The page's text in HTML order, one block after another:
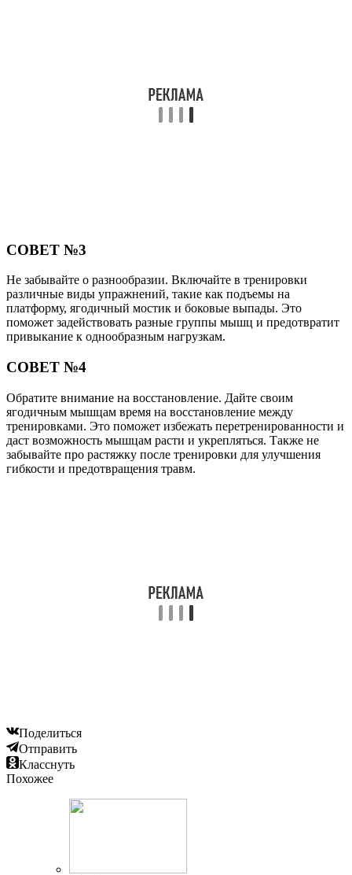
СОВЕТ №3
Не забывайте о разнообразии. Включайте в тренировки
различные виды упражнений, такие как подъемы на
платформу, ягодичный мостик и боковые выпады. Это
поможет задействовать разные группы мышц и предотвратит
привыкание к однообразным нагрузкам.
СОВЕТ №4
Обратите внимание на восстановление. Дайте своим
ягодичным мышцам время на восстановление между
тренировками. Это поможет избежать перетренированности и
даст возможность мышцам расти и укрепляться. Также не
забывайте про растяжку после тренировки для улучшения
гибкости и предотвращения травм.
Поделиться
Отправить
Класснуть
Похожее